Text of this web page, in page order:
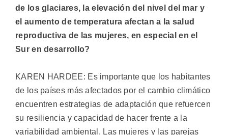
de los glaciares, la elevación del nivel del mar y
el aumento de temperatura afectan a la salud
reproductiva de las mujeres, en especial en el
Sur en desarrollo?
KAREN HARDEE: Es importante que los habitantes
de los países más afectados por el cambio climático
encuentren estrategias de adaptación que refuercen
su resiliencia y capacidad de hacer frente a la
variabilidad ambiental. Las mujeres y las parejas